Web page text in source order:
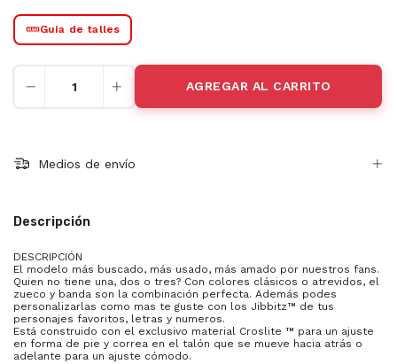
Guía de talles
Medios de envío
Descripción
DESCRIPCIÓN
El modelo más buscado, más usado, más amado por nuestros fans.
Quien no tiene una, dos o tres? Con colores clásicos o atrevidos, el
zueco y banda son la combinación perfecta. Además podes
personalizarlas como mas te guste con los Jibbitz™ de tus
personajes favoritos, letras y numeros.
Está construido con el exclusivo material Croslite ™ para un ajuste
en forma de pie y correa en el talón que se mueve hacia atrás o
adelante para un ajuste cómodo.